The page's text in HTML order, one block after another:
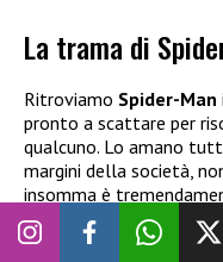
La trama di
Ritroviamo Spider-Man
pronto a scattare per
qualcuno. Lo amano
margini della società,
insomma è